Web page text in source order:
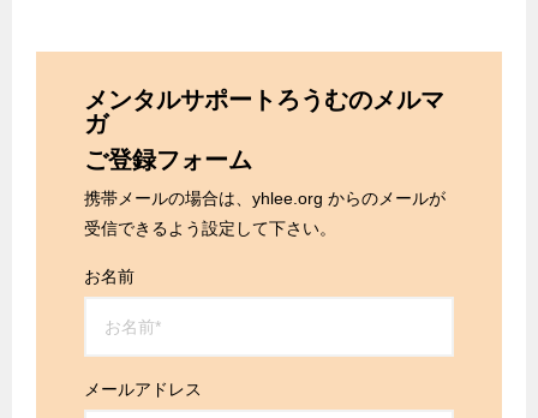
メンタルサポートろうむのメルマ
ガ
ご登録フォーム
携帯メールの場合は、yhlee.org からのメールが
受信できるよう設定して下さい。
お名前
メールアドレス